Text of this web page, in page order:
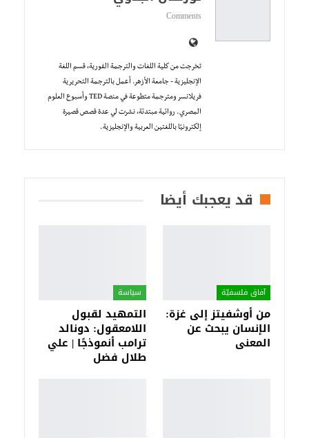
Comments
تخرجت من كلية اللغات والترجمة الفورية، قسم اللغة
الإنجليزية - جامعة الأزهر. أعمل بالترجمة التحريرية
فريلانسر ومترجمة متطوعة في منصة TED وأسبوع العلوم
المصري. روائية مبتدئة، نشرت لي عدة قصص قصيرة
إلكترونيًا باللغتين العربية والإنجليزية.
قد يعجبك أيضا
آفاق فلسفيّة‎
من أوشفيتز إلى غزة:
الإنسان يبحث عن
المعنى
سياسة
التمهيد لقبول
اللامعقول: دونالد
ترامب أنموذجًا | علي
طلال فضل